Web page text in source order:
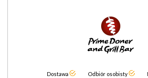
Dostawa Odbiór osobisty